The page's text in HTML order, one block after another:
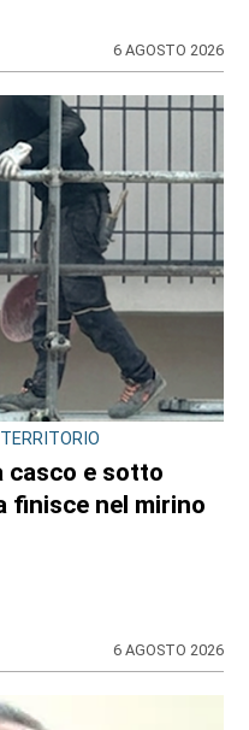
6 AGOSTO 2026
casco e sotto
finisce nel mirino
6 AGOSTO 2026